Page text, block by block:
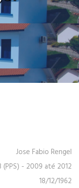
Jose Fabio Rengel
(PPS) - 2009 até 2012
18/12/1962